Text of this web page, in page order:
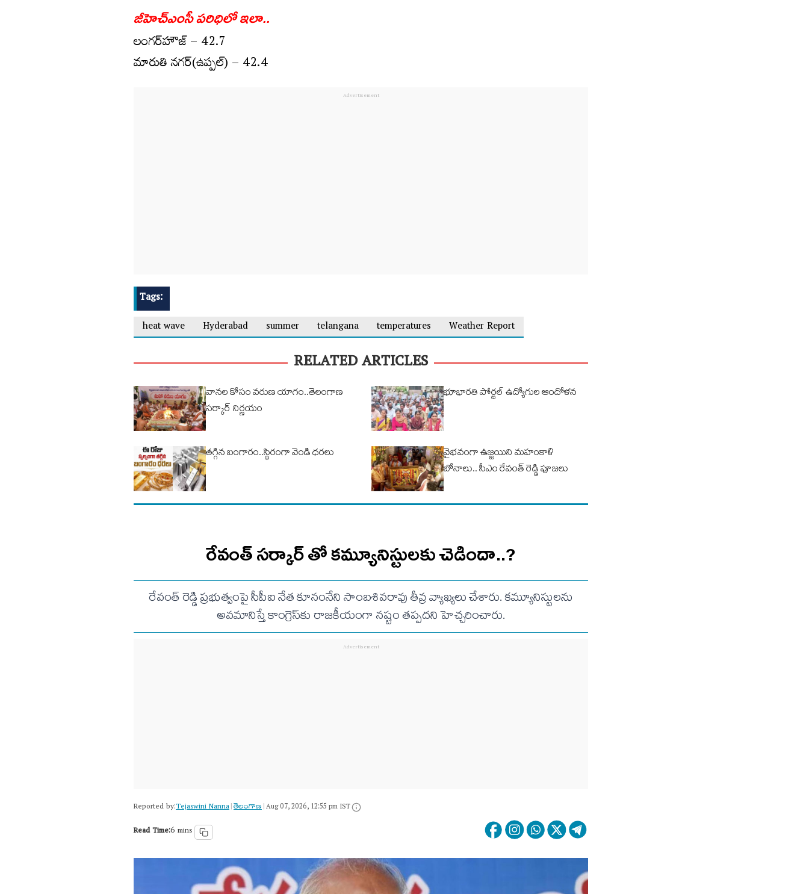
జీహెచ్ఎంసీ ప‌రిధిలో ఇలా..
లంగ‌ర్‌హౌజ్ – 42.7
మారుతి న‌గ‌ర్(ఉప్ప‌ల్) – 42.4
Tags:
heat wave
Hyderabad summer telangana temperatures Weather Report
RELATED ARTICLES
వానల కోసం వరుణ యాగం..తెలంగాణ
సర్కార్ నిర్ణయం
భూభారతి పోర్టల్ ఉద్యోగుల ఆందోళన
తగ్గిన బంగారం..స్థిరంగా వెండి ధరలు
వైభవంగా ఉజ్జయిని మహంకాళి
బోనాలు.. సీఎం రేవంత్ రెడ్డి పూజలు
రేవంత్ సర్కార్ తో కమ్యూనిస్టులకు చెడిందా..?
రేవంత్ రెడ్డి ప్రభుత్వంపై సీపీఐ నేత కూనంనేని సాంబశివరావు తీవ్ర వ్యాఖ్యలు చేశారు. కమ్యూనిస్టులను
అవమానిస్తే కాంగ్రెస్‌కు రాజకీయంగా నష్టం తప్పదని హెచ్చరించారు.
Reported by:Tejaswini Nanna|తెలంగాణ‌|Aug 07, 2026, 12:55 pm IST
Read Time:6 mins